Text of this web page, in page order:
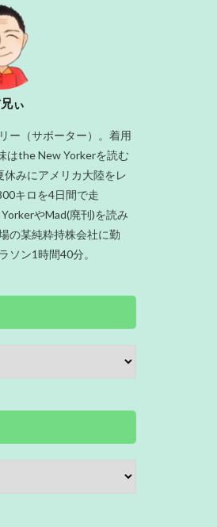
ぃ
ー（サポーター）。着用
はthe New Yorkerを読む
みにアメリカ大陸をレ
キロを4日間で走
やMad(廃刊)を読み
の某純粋持株会社に勤
ソン1時間40分。